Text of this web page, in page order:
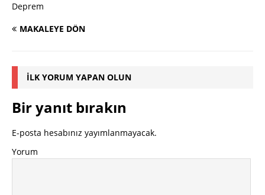
Deprem
MAKALEYE DÖN
İLK YORUM YAPAN OLUN
Bir yanıt bırakın
E-posta hesabınız yayımlanmayacak.
Yorum